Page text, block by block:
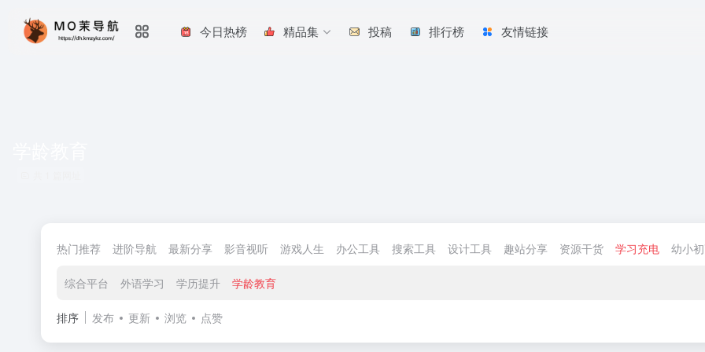
今日热榜 精品集 投稿 排行榜 友情链接
热门推荐 进阶导航 最新分享 影音视听 游戏人生 办公工具 搜索工具 设计工具 趣站分享 资源干货 学习充电 幼小
综合平台 外语学习 学历提升 学龄教育
排序 发布 更新 浏览 点赞